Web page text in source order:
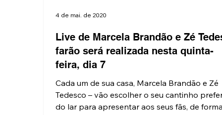
Live de Marcela Brandão e Zé
farão será realizada nesta quinta-
feira, dia 7
Cada um de sua casa, Marcela Brandão e Zé
Tedesco – vão escolher o seu cantinho
do lar para apresentar aos seus fãs, de
4 de mai. de 2020